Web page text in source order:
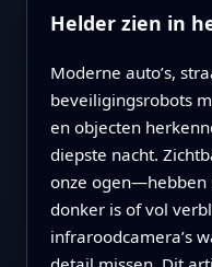
Helder zien in
Moderne auto’s,
beveiligingsrobots
en objecten
diepste nacht.
onze ogen—hebben
donker is of vol
infraroodcamera’s